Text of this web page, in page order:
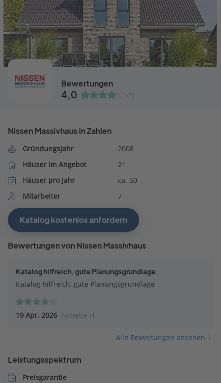
Bewertungen
4,0 (1)
Nissen Massivhaus in Zahlen
Gründungsjahr
2008
Häuser im Angebot
21
Häuser pro Jahr
ca. 50
Mitarbeiter
7
Katalog kostenlos anfordern
Bewertungen von Nissen Massivhaus
Katalog hilfreich, gute Planungsgrundlage
Katalog hilfreich, gute Planungsgrundlage
19 Apr. 2026 Annette H.
Alle Bewertungen ansehen
Leistungsspektrum
Preisgarantie